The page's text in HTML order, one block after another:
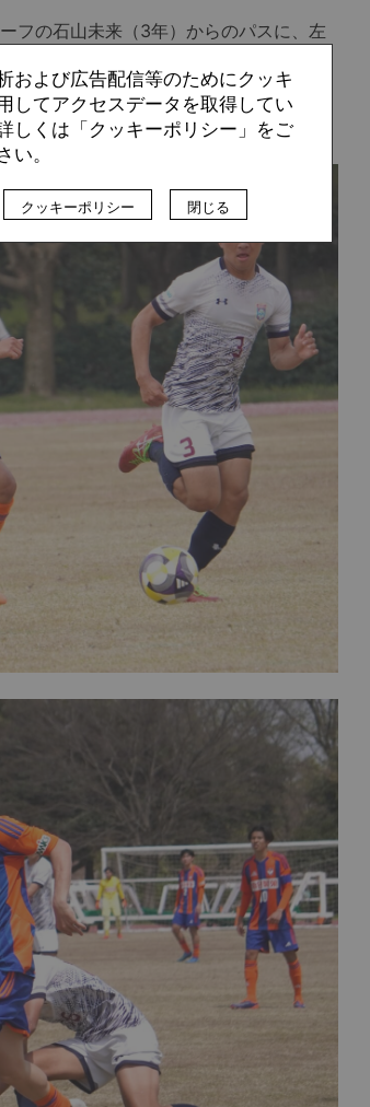
フの石山未来（3年）からのパスに、左
「ボールが転がってきたとき、打つイ
とだけ意識して、振り抜くだけでした」
および広告配信等のためにクッキ
してアクセスデータを取得してい
しくは「クッキーポリシー」をご
い。
クッキーポリシー 閉じる